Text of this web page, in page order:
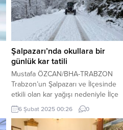
Şalpazarı’nda okullara bir
günlük kar tatili
Mustafa ÖZCAN/BHA-TRABZON
Trabzon’un Şalpazarı ve İlçesinde
etkili olan kar yağışı nedeniyle İlçe
merkezi ve taşrada 2024-2025
öğretim dönemi ikinci dönem
eğitim yılında ilçeye bağlı 30
6 Şubat 2025 00:26 0